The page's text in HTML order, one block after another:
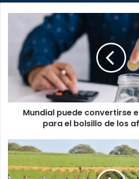
convertirse
contra
el
bolsillo
aficionados
Mundial puede convertirse
para el bolsillo de los
Sector
agrícola
gana
tiempo